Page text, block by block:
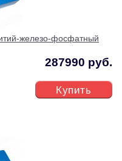
железо-фосфатный
287990 руб.
Купить